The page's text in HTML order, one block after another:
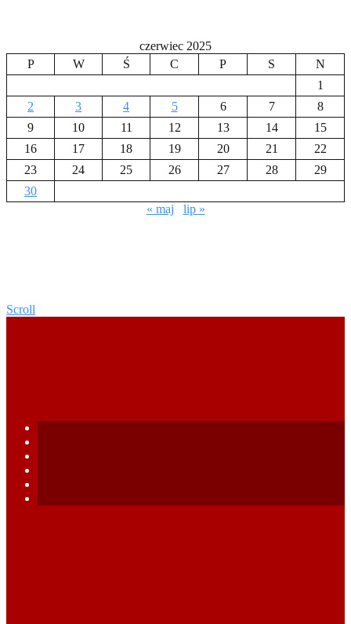
czerwiec 2025
P
W Ś C P S
N
1
2
3 4 5 6 7
8
9
10 11 12 13 14
15
16
17 18 19 20 21
22
23
24 25 26 27 28
29
30
« maj
lip »
Scroll